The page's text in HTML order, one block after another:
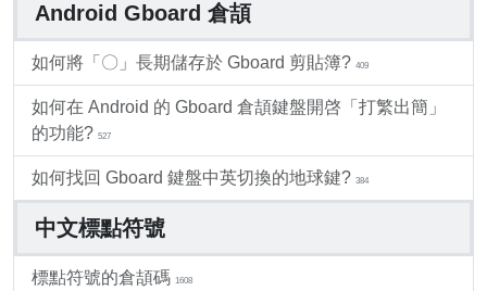
Android Gboard 倉頡
如何將「〇」長期儲存於 Gboard 剪貼簿? 409
如何在 Android 的 Gboard 倉頡鍵盤開啓「打繁出簡」
的功能? 527
如何找回 Gboard 鍵盤中英切換的地球鍵? 384
中文標點符號
標點符號的倉頡碼 1608